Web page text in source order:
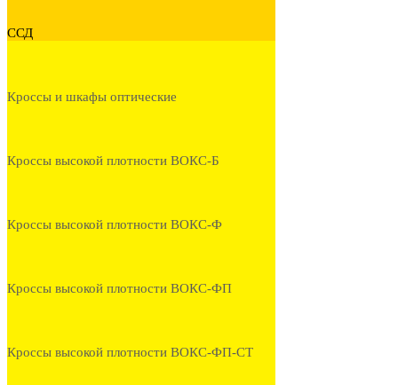
ССД
Кроссы и шкафы оптические
Кроссы высокой плотности ВОКС-Б
Кроссы высокой плотности ВОКС-Ф
Кроссы высокой плотности ВОКС-ФП
Кроссы высокой плотности ВОКС-ФП-СТ